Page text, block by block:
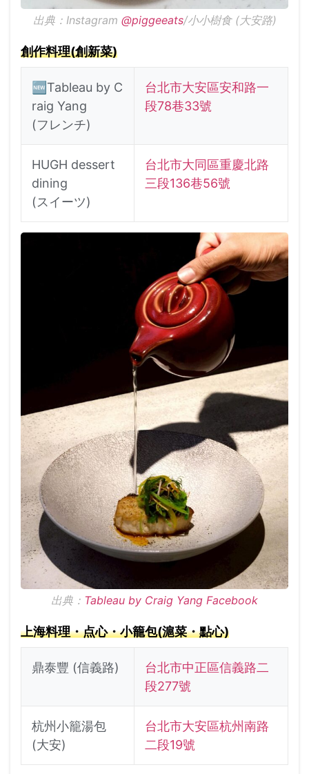
出典：Instagram @piggeeats/小小樹食 (大安路)
創作料理(創新菜)
🆕Tableau by C
raig Yang
(フレンチ)
台北市大安區安和路一
段78巷33號
HUGH dessert
dining
(スイーツ)
台北市大同區重慶北路
三段136巷56號
出典： Tableau by Craig Yang Facebook
上海料理・点心・小籠包(滬菜・點心)
鼎泰豐 (信義路)
台北市中正區信義路二
段277號
杭州小籠湯包
(大安)
台北市大安區杭州南路
二段19號